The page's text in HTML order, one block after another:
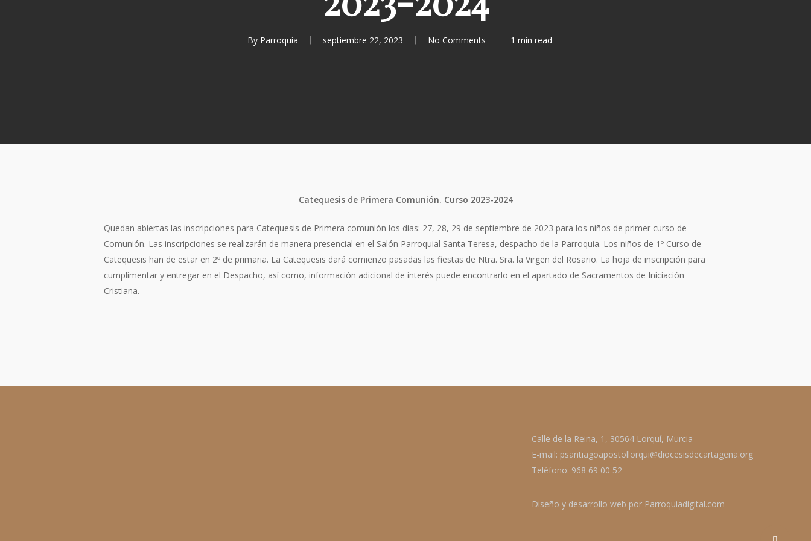
By Parroquia septiembre 22, 2023 No Comments 1 min read
Catequesis de Primera Comunión. Curso 2023-2024
Quedan abiertas las inscripciones para Catequesis de Primera comunión los días: 27, 28, 29 de septiembre de 2023 para los niños de primer curso de
Comunión. Las inscripciones se realizarán de manera presencial en el Salón Parroquial Santa Teresa, despacho de la Parroquia. Los niños de 1º Curso de
Catequesis han de estar en 2º de primaria. La Catequesis dará comienzo pasadas las fiestas de Ntra. Sra. la Virgen del Rosario. La hoja de inscripción para
cumplimentar y entregar en el Despacho, así como, información adicional de interés puede encontrarlo en el apartado de Sacramentos de Iniciación
Cristiana.
Calle de la Reina, 1, 30564 Lorquí, Murcia
E-mail: psantiagoapostollorqui@diocesisdecartagena.org
Teléfono: 968 69 00 52
Diseño y desarrollo web por Parroquiadigital.com